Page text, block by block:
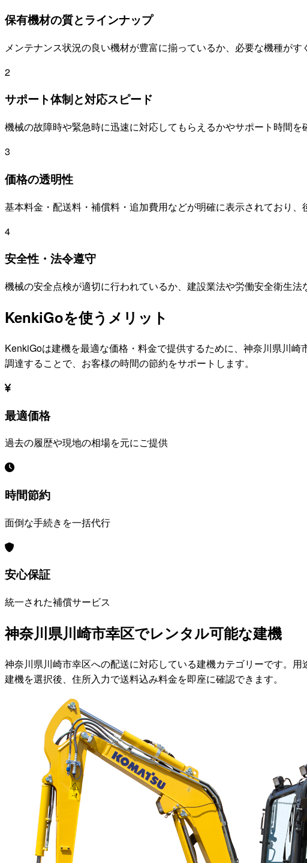
保有機材の質とラインナップ
メンテナンス状況の良い機材が豊富に揃っているか、必要な機種がす
2
サポート体制と対応スピード
機械の故障時や緊急時に迅速に対応してもらえるかやサポート時間を
3
価格の透明性
基本料金・配送料・補償料・追加費用などが明確に表示されており、
4
安全性・法令遵守
機械の安全点検が適切に行われているか、建設業法や労働安全衛生法
KenkiGoを使うメリット
KenkiGoは建機を最適な価格・料金で提供するために、 神奈川県川崎
調達することで、お客様の時間の節約をサポートします。
最適価格
過去の履歴や現地の相場を元にご提供
時間節約
面倒な手続きを一括代行
安心保証
統一された補償サービス
神奈川県川崎市幸区でレンタル可能な建機
神奈川県川崎市幸区への配送に対応している建機カテゴリーです。用
建機を選択後、住所入力で送料込み料金を即座に確認できます。